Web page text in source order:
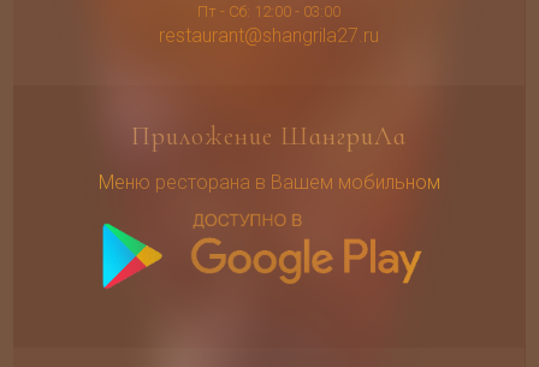
Пт - Сб: 12:00 - 03:00
restaurant@shangrila27.ru
Приложение ШангриЛа
Меню ресторана в Вашем мобильном